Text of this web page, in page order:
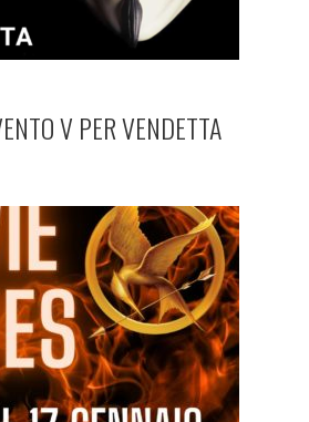
V PER VENDETTA